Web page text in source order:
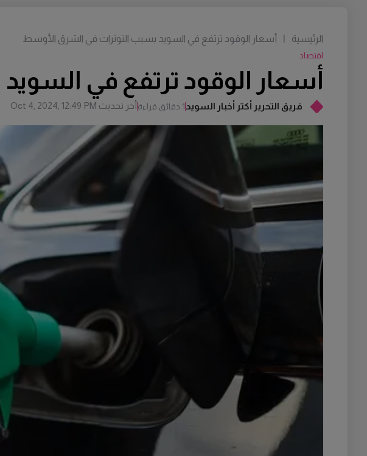
فريق التحرير أكتر أخبار السويد1 دقائق قراءة أخر تحديث Oct 4, 2024, 12:49 PM
أسعار الوقود ترتفع في
اقتصاد
الرئيسية | أسعار الوقود ترتفع في السويد بسبب التوترات في الشرق الأوسط